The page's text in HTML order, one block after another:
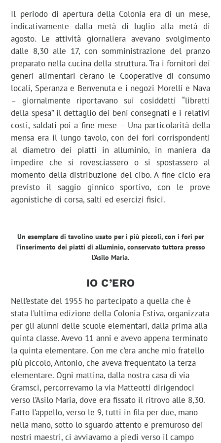
Il periodo di apertura della Colonia era di un mese,
indicativamente dalla metà di luglio alla metà di
agosto. Le attività giornaliera avevano svolgimento
dalle 8,30 alle 17, con somministrazione del pranzo
preparato nella cucina della struttura. Tra i fornitori dei
generi alimentari c’erano le Cooperative di consumo
locali, Speranza e Benvenuta e i negozi Morelli e Nava
– giornalmente riportavano sui cosiddetti “libretti
della spesa” il dettaglio dei beni consegnati e i relativi
costi, saldati poi a fine mese – Una particolarità della
mensa era il lungo tavolo, con dei fori corrispondenti
al diametro dei piatti in alluminio, in maniera da
impedire che si rovesciassero o si spostassero al
momento della distribuzione del cibo. A fine ciclo era
previsto il saggio ginnico sportivo, con le prove
agonistiche di corsa, salti ed esercizi fisici.
Un esemplare di tavolino usato per i più piccoli, con i fori per
l’inserimento dei piatti di alluminio, conservato tuttora presso
l’Asilo Maria.
IO C’ERO
Nell’estate del 1955 ho partecipato a quella che è
stata l’ultima edizione della Colonia Estiva, organizzata
per gli alunni delle scuole elementari, dalla prima alla
quinta classe. Avevo 11 anni e avevo appena terminato
la quinta elementare. Con me c’era anche mio fratello
più piccolo, Antonio, che aveva frequentato la terza
elementare. Ogni mattina, dalla nostra casa di via
Gramsci, percorrevamo la via Matteotti dirigendoci
verso l’Asilo Maria, dove era fissato il ritrovo alle 8,30.
Fatto l’appello, verso le 9, tutti in fila per due, mano
nella mano, sotto lo sguardo attento e premuroso dei
nostri maestri, ci avviavamo a piedi verso il campo